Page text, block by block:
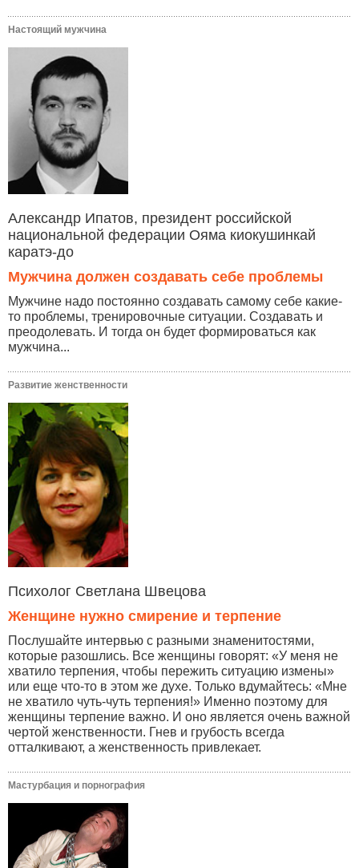
Настоящий мужчина
Александр Ипатов, президент российской
национальной федерации Ояма киокушинкай
каратэ-до
Мужчина должен создавать себе проблемы
Мужчине надо постоянно создавать самому себе какие-
то проблемы, тренировочные ситуации. Создавать и
преодолевать. И тогда он будет формироваться как
мужчина...
Развитие женственности
Психолог Светлана Швецова
Женщине нужно смирение и терпение
Послушайте интервью с разными знаменитостями,
которые разошлись. Все женщины говорят: «У меня не
хватило терпения, чтобы пережить ситуацию измены»
или еще что-то в этом же духе. Только вдумайтесь: «Мне
не хватило чуть-чуть терпения!» Именно поэтому для
женщины терпение важно. И оно является очень важной
чертой женственности. Гнев и грубость всегда
отталкивают, а женственность привлекает.
Мастурбация и порнография